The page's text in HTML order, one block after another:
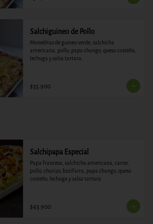
Salchiguineo de Pollo
Moneditas de guineo verde, salchicha
americana, pollo, papa chongo, queso costeño,
lechuga y salsa tartara.
$35.900
Salchipapa Especial
Papa francesa, salchicha americana, carne,
pollo, chorizo, butifarra, papa chongo, queso
costeño, lechuga y salsa tartara.
$43.900